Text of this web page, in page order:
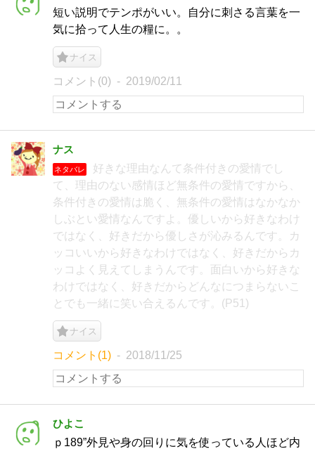
短い説明でテンポがいい。自分に刺さる言葉を一
気に拾って人生の糧に。。
ナイス
コメント(0) 2019/02/11
ナス
ネタバレ
好きな理由なんて条件付きの愛情でし
て、理由のない感情ほど無条件の愛情ですから、
条件付きの愛情は脆く、無条件の愛情はなかなか
しぶとい愛情なんですよ。優しいから好きなわけ
ではなく、好きだから優しさが沁みるんです。カ
ッコいいから好きなわけではなく、好きだからカ
ッコよく見えてしまうんです。面白いから好きな
わけではなく、好きだからどんなにつまらないこ
とでも一緒に笑い合えるんです。(P51)
ナイス
コメント(1) 2018/11/25
ひよこ
ｐ189”外見や身の回りに気を使っている人ほど内